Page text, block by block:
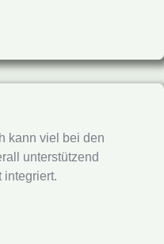
kann viel bei den
unterstützend
integriert.